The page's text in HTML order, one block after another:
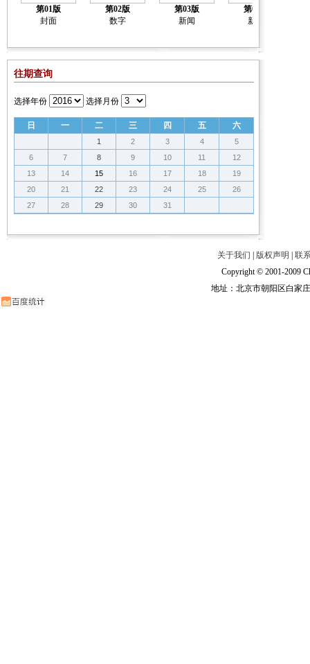
第01版
封面
第02版
数字
第03版
新闻
第04版
新闻
往期查询
选择年份 选择月份
日 一 二 三 四 五 六
1 2 3 4
5
6
7 8 9 10 11
12
13
14 15 16 17 18
19
20
21 22 23 24 25
26
27
28 29 30 31
关于我们 版权声明
联
Copyright © 2001-2009
地址：北京市朝阳区白家